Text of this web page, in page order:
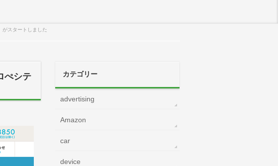
がスタートしました
ぺシテ
カテゴリー
advertising
Amazon
car
device